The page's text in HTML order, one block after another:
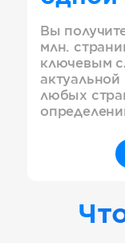
Вы
млн.
ключевым
любых